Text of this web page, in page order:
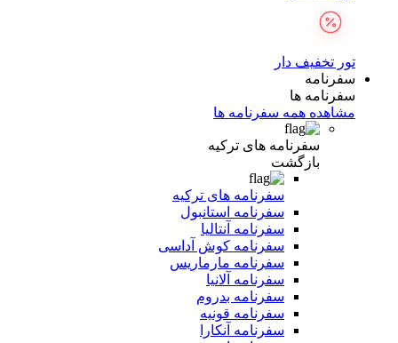
تور تخفیف دار
سفرنامه
سفرنامه ها
مشاهده همه سفرنامه ها
سفرنامه های ترکیه
بازگشت
سفرنامه های ترکیه
سفرنامه استانبول
سفرنامه آنتالیا
سفرنامه کوش آداسی
سفرنامه مارماریس
سفرنامه آلانیا
سفرنامه بدروم
سفرنامه قونیه
سفرنامه آنکارا